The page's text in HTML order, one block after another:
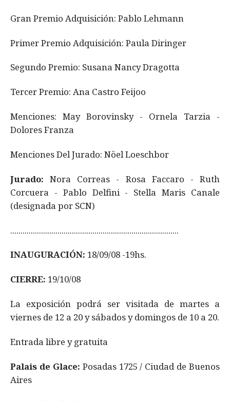
Gran Premio Adquisición: Pablo Lehmann
Primer Premio Adquisición: Paula Diringer
Segundo Premio: Susana Nancy Dragotta
Tercer Premio: Ana Castro Feijoo
Menciones: May Borovinsky - Ornela Tarzia -
Dolores Franza
Menciones Del Jurado: Nöel Loeschbor
Jurado: Nora Correas - Rosa Faccaro - Ruth
Corcuera - Pablo Delfini - Stella Maris Canale
(designada por SCN)
..................................................................................
INAUGURACIÓN: 18/09/08 -19hs.
CIERRE: 19/10/08
La exposición podrá ser visitada de martes a
viernes de 12 a 20 y sábados y domingos de 10 a 20.
Entrada libre y gratuita
Palais de Glace: Posadas 1725 / Ciudad de Buenos
Aires